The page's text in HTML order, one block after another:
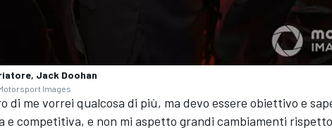
Jack Doohan
Images
di me vorrei qualcosa di più, ma devo essere obiettivo e
e competitiva, e non mi aspetto grandi cambiamenti